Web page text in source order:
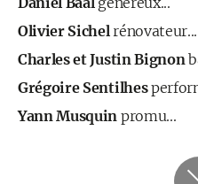
Olivier Sichelrénovateur...
Charles et Justin Bignon
Grégoire Sentilhes
Yann Musquin promu...